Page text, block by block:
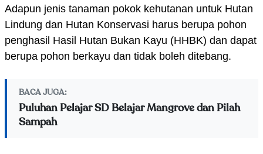
Adapun jenis tanaman pokok kehutanan untuk Hutan
Lindung dan Hutan Konservasi harus berupa pohon
penghasil Hasil Hutan Bukan Kayu (HHBK) dan dapat
berupa pohon berkayu dan tidak boleh ditebang.
BACA JUGA:
Puluhan Pelajar SD Belajar Mangrove dan Pilah
Sampah